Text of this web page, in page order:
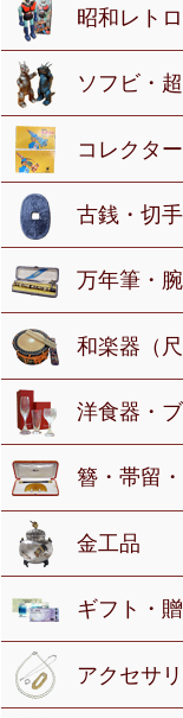
昭和レト
ソフビ・
コレクタ
古銭・切
万年筆・
和楽器（
洋食器・
簪・帯留
金工品
ギフト・
アクセサ